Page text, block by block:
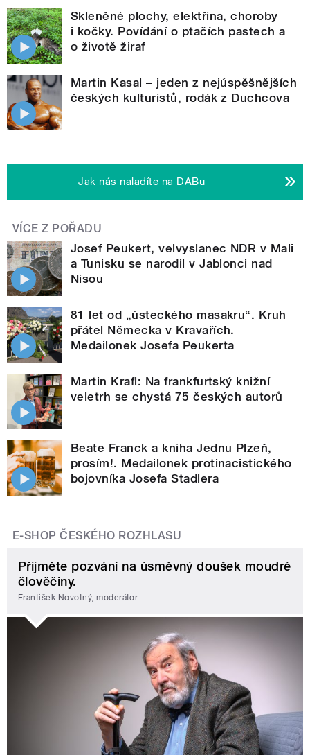
Skleněné plochy, elektřina, choroby
i kočky. Povídání o ptačích pastech a
o životě žiraf
Martin Kasal – jeden z nejúspěšnějších
českých kulturistů, rodák z Duchcova
Jak nás naladíte na DABu
VÍCE Z POŘADU
Josef Peukert, velvyslanec NDR v Mali
a Tunisku se narodil v Jablonci nad
Nisou
81 let od „ústeckého masakru“. Kruh
přátel Německa v Kravařích.
Medailonek Josefa Peukerta
Martin Krafl: Na frankfurtský knižní
veletrh se chystá 75 českých autorů
Beate Franck a kniha Jednu Plzeň,
prosím!. Medailonek protinacistického
bojovníka Josefa Stadlera
E-SHOP ČESKÉHO ROZHLASU
Přijměte pozvání na úsměvný doušek moudré
člověčiny.
František Novotný, moderátor